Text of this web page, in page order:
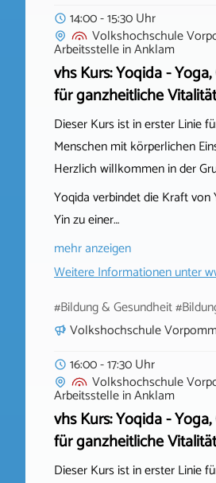
14:00 - 15:30 Uhr
Volkshochschule
ArbeitsstelleinAnklam
vhs Kurs: Yoqida -
für ganzheitliche Vitalität
Dieser Kurs ist in erster Linie
Menschen mit körperlichen
Herzlich willkommen in der
Yoqida verbindet die Kraft von
Yin zu einer…
mehr anzeigen
Weitere Informationen unter
#Bildung & Gesundheit
Volkshochschule
16:00 - 17:30 Uhr
Volkshochschule
ArbeitsstelleinAnklam
vhs Kurs: Yoqida -
für ganzheitliche Vitalität
Dieser Kurs ist in erster Linie